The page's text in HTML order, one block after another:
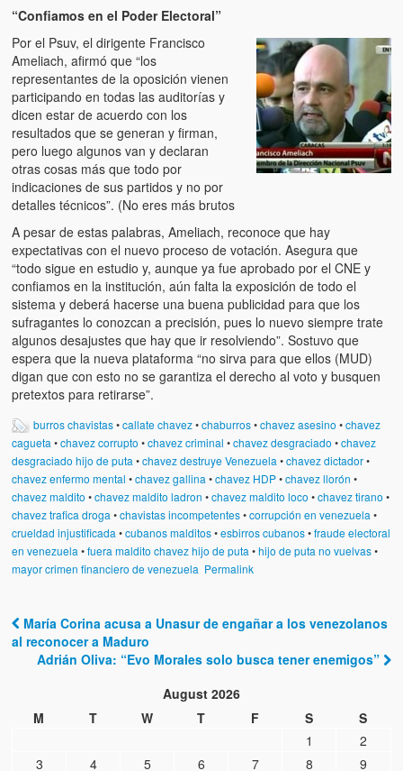
“Confiamos en el Poder Electoral”
Por el Psuv, el dirigente Francisco
Ameliach, afirmó que “los
representantes de la oposición vienen
participando en todas las auditorías y
dicen estar de acuerdo con los
resultados que se generan y firman,
pero luego algunos van y declaran
otras cosas más que todo por
indicaciones de sus partidos y no por
detalles técnicos”. (No eres más brutos
A pesar de estas palabras, Ameliach, reconoce que hay
expectativas con el nuevo proceso de votación. Asegura que
“todo sigue en estudio y, aunque ya fue aprobado por el CNE y
confiamos en la institución, aún falta la exposición de todo el
sistema y deberá hacerse una buena publicidad para que los
sufragantes lo conozcan a precisión, pues lo nuevo siempre trate
algunos desajustes que hay que ir resolviendo”. Sostuvo que
espera que la nueva plataforma “no sirva para que ellos (MUD)
digan que con esto no se garantiza el derecho al voto y busquen
pretextos para retirarse”.
burros chavistas•callate chavez•chaburros•chavez asesino •chavez
cagueta •chavez corrupto •chavez criminal •chavez desgraciado •chavez
desgraciado hijo de puta •chavez destruye Venezuela •chavez dictador•
chavez enfermo mental •chavez gallina •chavez HDP•chavez llorón •
chavez maldito •chavez maldito ladron •chavez maldito loco •chavez tirano •
chavez trafica droga •chavistas incompetentes•corrupción en venezuela •
crueldad injustificada •cubanos malditos•esbirros cubanos•fraude electoral
en venezuela •fuera maldito chavez hijo de puta •hijo de puta no vuelvas•
mayor crimen financiero de venezuela Permalink
Post navigation
María Corina acusa a Unasur de engañar a los venezolanos
al reconocer a Maduro
Adrián Oliva: “Evo Morales solo busca tener enemigos”
August 2026
M
T W T F S
S
1
2
3
4 5 6 7 8 9